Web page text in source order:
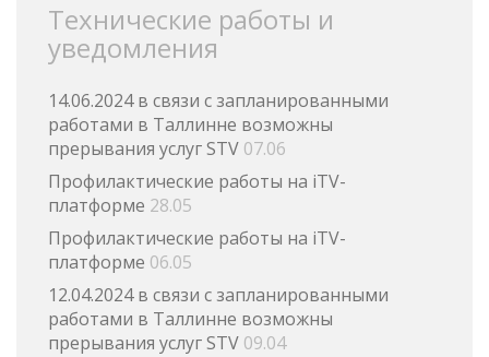
Технические работы и
уведомления
14.06.2024 в связи с запланированными
работами в Таллинне возможны
прерывания услуг STV 07.06
Профилактические работы на iTV-
платформе 28.05
Профилактические работы на iTV-
платформе 06.05
12.04.2024 в связи с запланированными
работами в Таллинне возможны
прерывания услуг STV 09.04